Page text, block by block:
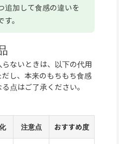
追加して食感の違いを
。
ないときは、以下の代用
し、本来のもちもち食感
点はご了承ください。
注意点 おすすめ度